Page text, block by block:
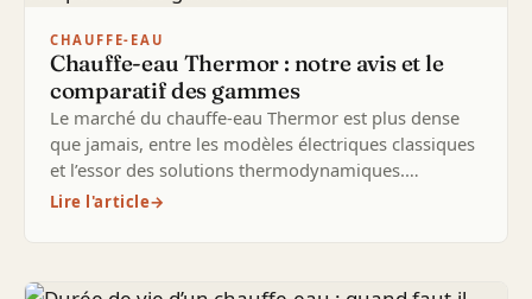
CHAUFFE-EAU
Chauffe-eau Thermor : notre avis et le
comparatif des gammes
Le marché du chauffe-eau Thermor est plus dense
que jamais, entre les modèles électriques classiques
et l’essor des solutions thermodynamiques.…
Lire l'article→